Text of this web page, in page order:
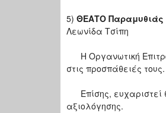
5) ΘΕΑΤΟ Παραμυθιάς
Λεωνίδα Τσίπη
Η Οργανωτική
στις προσπάθειές τους.
Επίσης, ευχαριστεί
αξιολόγησης.